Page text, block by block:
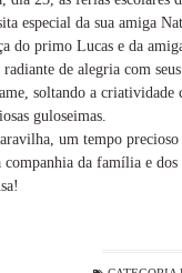
especial da sua amiga
do primo Lucas e da
de alegria com
soltando a criatividade
guloseimas.
um tempo precioso
da família e